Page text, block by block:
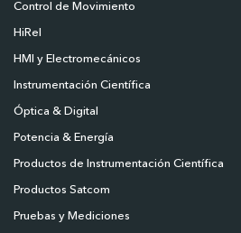
Control de Movimiento
HiRel
HMI y Electromecánicos
Instrumentación Científica
Óptica & Digital
Potencia & Energía
Productos de Instrumentación Científica
Productos Satcom
Pruebas y Mediciones